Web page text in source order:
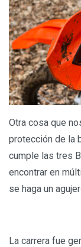
Otra cosa que
protección de la
cumple las tres
encontrar en
se haga un
La carrera fue